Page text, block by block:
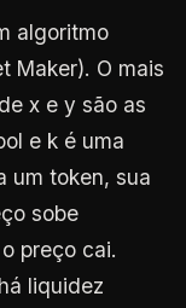
algoritmo
Maker). O mais
x e y são as
e k é uma
um token, sua
sobe
preço cai.
liquidez